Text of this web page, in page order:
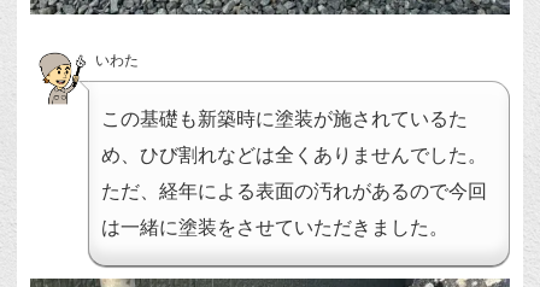
いわた
この基礎も新築時に塗装が施されているた
め、ひび割れなどは全くありませんでした。
ただ、経年による表面の汚れがあるので今回
は一緒に塗装をさせていただきました。